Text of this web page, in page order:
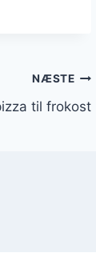
NÆSTE
til frokost